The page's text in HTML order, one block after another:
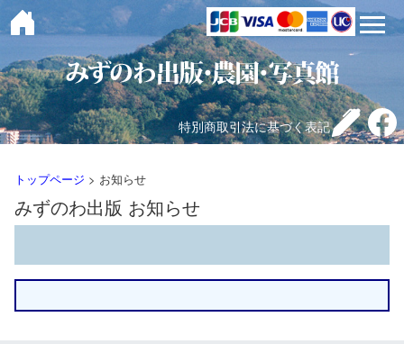
toggle
特別商取引法に基づく表記
トップページ > お知らせ
みずのわ出版 お知らせ